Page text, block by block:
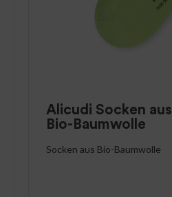
Alicudi Socken aus
Bio-Baumwolle
Socken aus Bio-Baumwolle